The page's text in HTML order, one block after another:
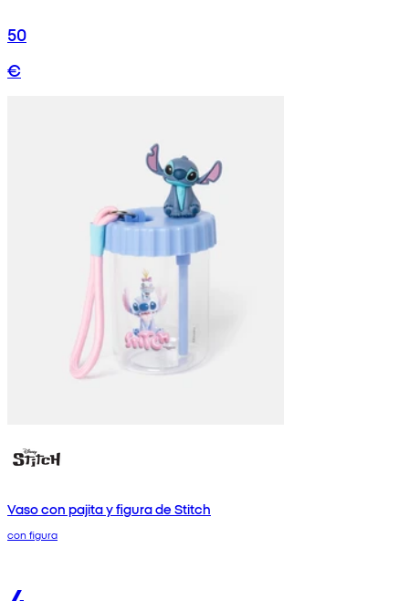
50
€
Vaso con pajita y figura de Stitch
con figura